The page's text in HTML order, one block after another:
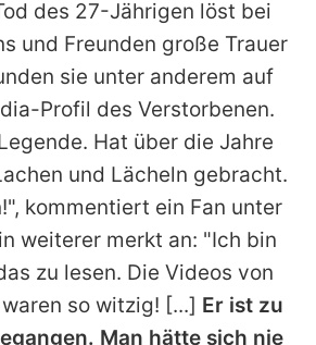
des 27-Jährigen löst bei
und Freunden große Trauer
sie unter anderem auf
Profil des Verstorbenen.
Hat über die Jahre
und Lächeln gebracht.
kommentiert ein Fan unter
weiterer merkt an: "Ich bin
zu lesen. Die Videos von
waren so witzig! [...] Er ist zu
Man hätte sich nie